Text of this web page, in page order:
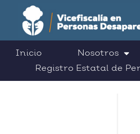
Inicio Nosotros
Registro Estatal de